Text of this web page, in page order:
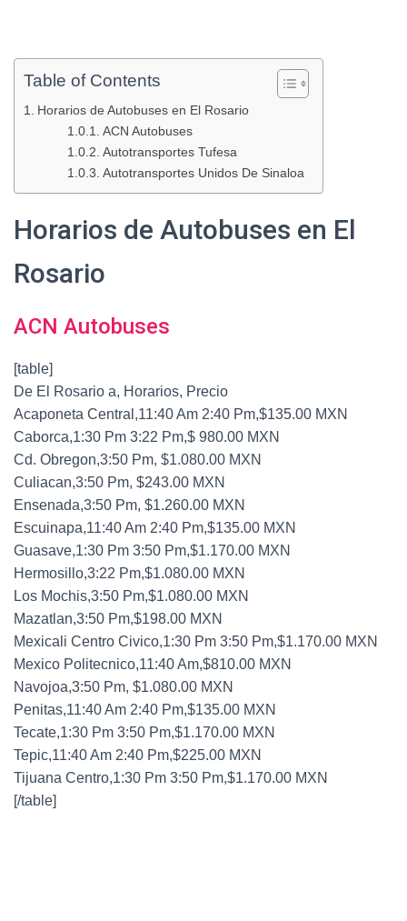
Table of Contents
Horarios de Autobuses en El Rosario
ACN Autobuses
Autotransportes Tufesa
Autotransportes Unidos De Sinaloa
Horarios de Autobuses en El
Rosario
ACN Autobuses
[table]
De El Rosario a, Horarios, Precio
Acaponeta Central,11:40 Am 2:40 Pm,$135.00 MXN
Caborca,1:30 Pm 3:22 Pm,$ 980.00 MXN
Cd. Obregon,3:50 Pm, $1.080.00 MXN
Culiacan,3:50 Pm, $243.00 MXN
Ensenada,3:50 Pm, $1.260.00 MXN
Escuinapa,11:40 Am 2:40 Pm,$135.00 MXN
Guasave,1:30 Pm 3:50 Pm,$1.170.00 MXN
Hermosillo,3:22 Pm,$1.080.00 MXN
Los Mochis,3:50 Pm,$1.080.00 MXN
Mazatlan,3:50 Pm,$198.00 MXN
Mexicali Centro Civico,1:30 Pm 3:50 Pm,$1.170.00 MXN
Mexico Politecnico,11:40 Am,$810.00 MXN
Navojoa,3:50 Pm, $1.080.00 MXN
Penitas,11:40 Am 2:40 Pm,$135.00 MXN
Tecate,1:30 Pm 3:50 Pm,$1.170.00 MXN
Tepic,11:40 Am 2:40 Pm,$225.00 MXN
Tijuana Centro,1:30 Pm 3:50 Pm,$1.170.00 MXN
[/table]